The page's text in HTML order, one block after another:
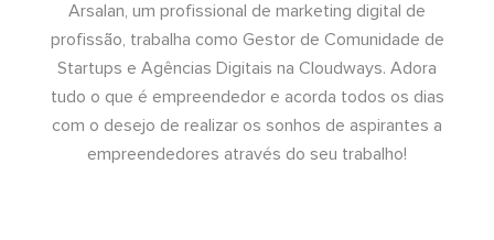
Arsalan, um profissional de marketing digital de
profissão, trabalha como Gestor de Comunidade de
Startups e Agências Digitais na Cloudways. Adora
tudo o que é empreendedor e acorda todos os dias
com o desejo de realizar os sonhos de aspirantes a
empreendedores através do seu trabalho!